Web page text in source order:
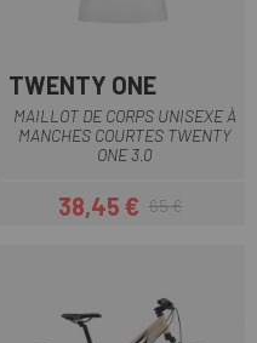
TWENTY ONE
MAILLOT DE CORPS UNISEXE À
MANCHES COURTES TWENTY
ONE 3.0
Prix
38,45 €Prix habituel
65 €